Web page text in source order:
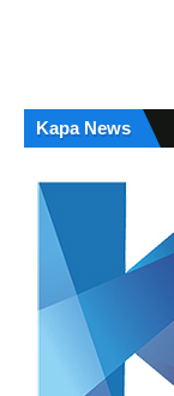
Kapa News